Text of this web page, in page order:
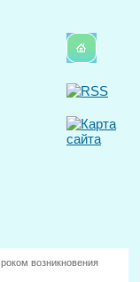
возникновения